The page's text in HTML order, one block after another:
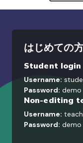
はじめての
Student login
Username:
Password: demo
Non-editing
Username:
Password: demo